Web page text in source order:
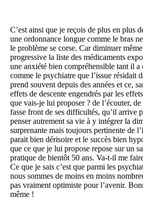
C’est ainsi que je reçois de plus en plus
une ordonnance longue comme le bras
le problème se corse. Car diminuer
progressive la liste des médicaments
une anxiété bien compréhensible tant il a
comme le psychiatre que l’issue résidait
prend souvent depuis des années et ce,
effets de descente engendrés par les
que vais-je lui proposer ? de l’écouter,
fasse front de ses difficultés, qu’il arrive
penser autrement sa vie à y intégrer la
surprenante mais toujours pertinente de
parait bien dérisoire et le succès bien
que ce que je lui propose repose sur un
pratique de bientôt 50 ans. Va-t-il me
Ce que je sais c’est que parmi les
nous sommes de moins en moins
pas vraiment optimiste pour l’avenir.
même !